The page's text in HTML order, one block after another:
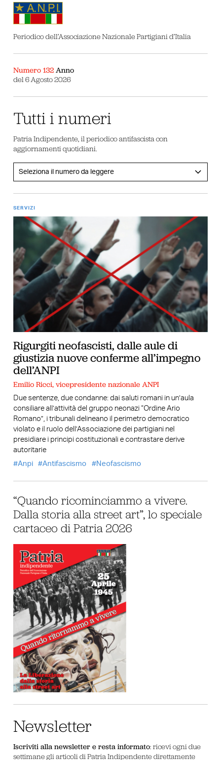
Periodico dell’Associazione Nazionale Partigiani d’Italia
Numero 132Anno
del 6 Agosto 2026
Tutti i numeri
Patria Indipendente, il periodico antifascista con
aggiornamenti quotidiani.
SERVIZI
Rigurgiti neofascisti, dalle aule di
giustizia nuove conferme all’impegno
dell’ANPI
Emilio Ricci, vicepresidente nazionale ANPI
Due sentenze, due condanne: dai saluti romani in un’aula
consiliare all’attività del gruppo neonazi “Ordine Ario
Romano”, i tribunali delineano il perimetro democratico
violato e il ruolo dell’Associazione dei partigiani nel
presidiare i principi costituzionali e contrastare derive
autoritarie
Anpi
Antifascismo Neofascismo
“Quando ricominciammo a vivere.
Dalla storia alla street art”, lo speciale
cartaceo di Patria 2026
Newsletter
Iscriviti alla newsletter e resta informato: ricevi ogni due
settimane gli articoli di Patria Indipendente direttamente